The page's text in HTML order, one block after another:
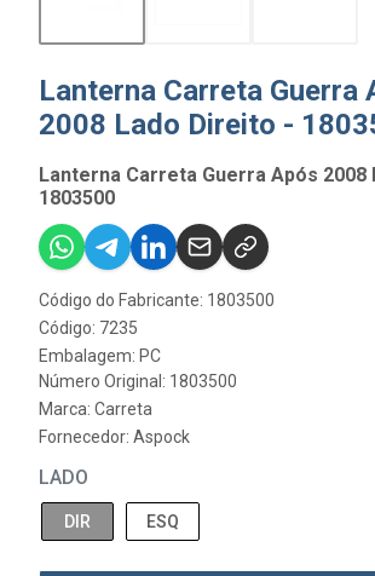
Lanterna Carreta Guerra
2008 Lado Direito -
Lanterna Carreta Guerra Após 2008
1803500
Código do Fabricante: 1803500
Código: 7235
Embalagem: PC
Número Original: 1803500
Marca: Carreta
Fornecedor: Aspock
LADO
DIR ESQ